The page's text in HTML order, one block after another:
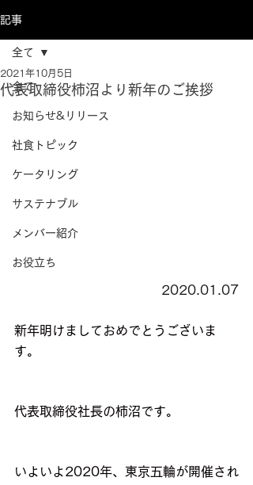
記事
全て
お知らせ&リリース
社食トピック
ケータリング
サステナブル
メンバー紹介
お役立ち
全て
代表取締役柿沼より新年のご挨拶
2021年10月5日
2020.01.07
新年明けましておめでとうございま
す。
代表取締役社長の柿沼です。
いよいよ2020年、東京五輪が開催され